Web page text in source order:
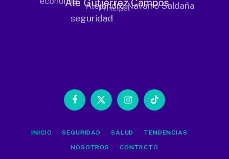
Facebook
X
InstagramTikTok
INICIO SEGURIDAD SALUD TENDENCIAS
NOSOTROS CONTACTO